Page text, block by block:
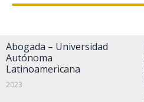
Abogada – Universidad
Autónoma
Latinoamericana
2023